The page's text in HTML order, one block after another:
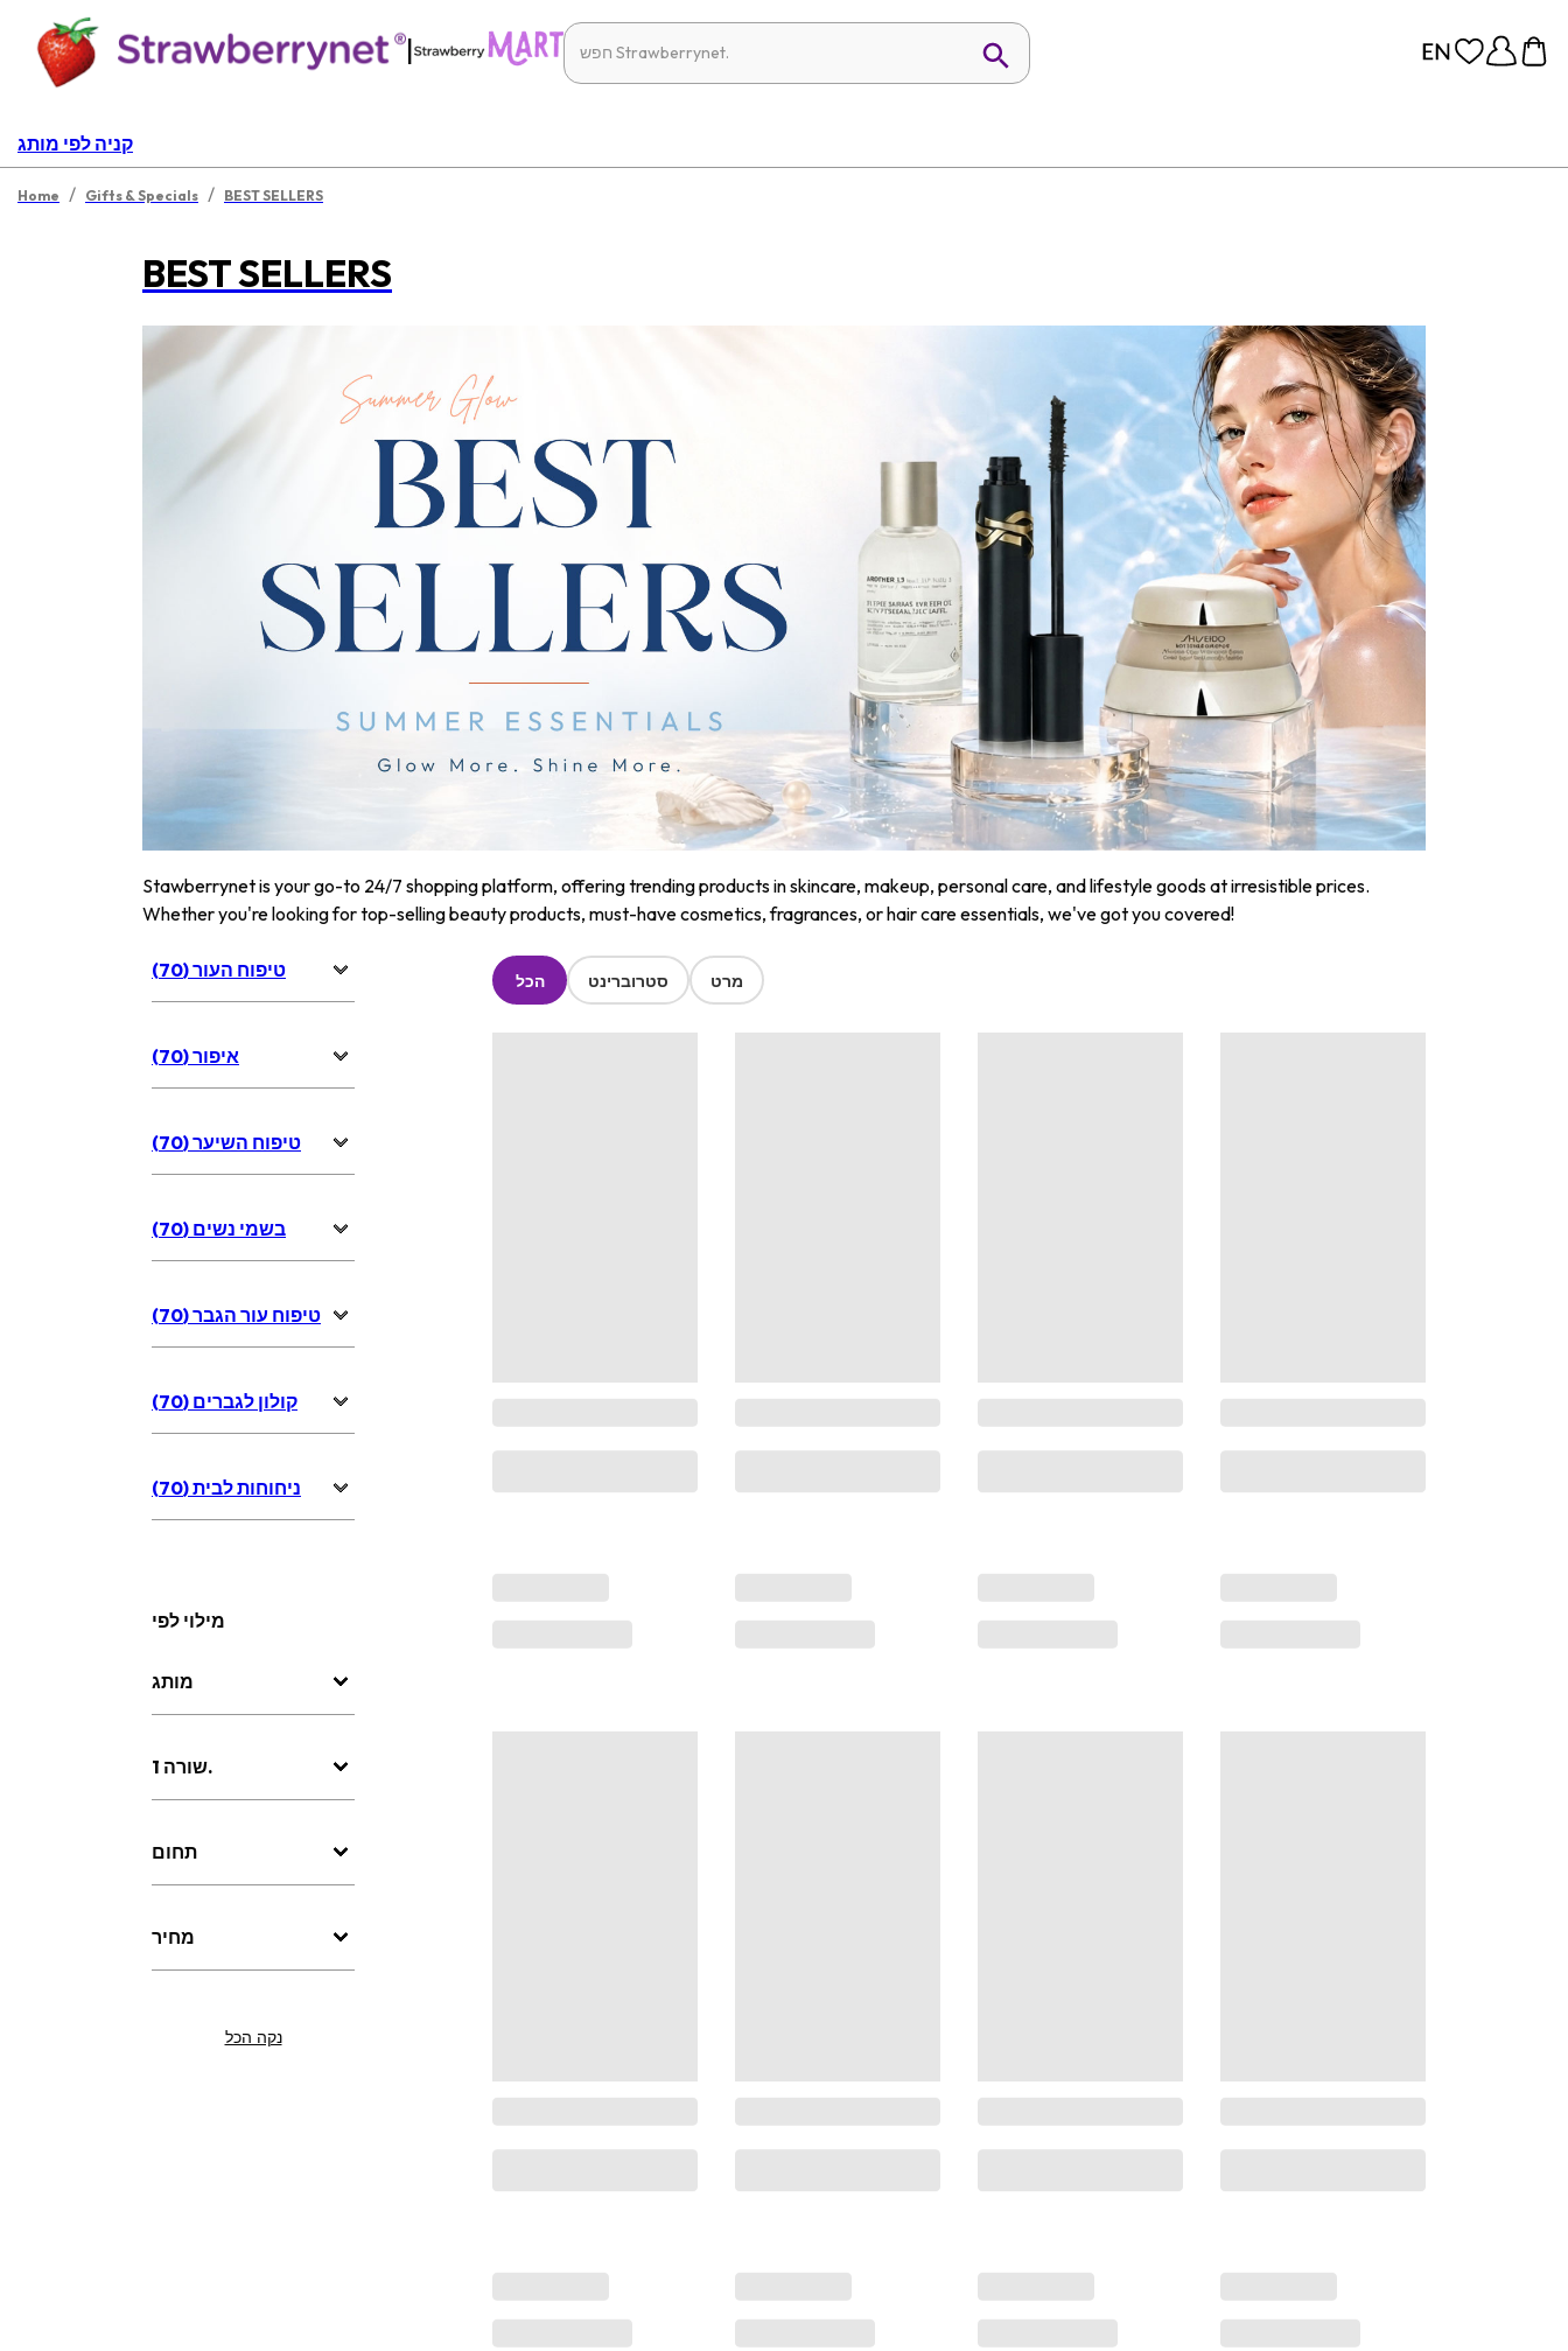
|
קניה לפי מותג
Home / Gifts & Specials / BEST SELLERS
BEST SELLERS
Stawberrynet is your go-to 24/7 shopping platform, offering trending products in skincare, makeup, personal care, and lifestyle goods at irresistible prices.
Whether you're looking for top-selling beauty products, must-have cosmetics, fragrances, or hair care essentials, we've got you covered!
טיפוח העור (70)
איפור (70)
טיפוח השיער (70)
בשמי נשים (70)
טיפוח עור הגבר (70)
קולון לגברים (70)
ניחוחות לבית (70)
מילוי לפי
מותג
שורה 1.
תחום
מחיר
נקה הכל
הכל סטרוברינט מרט